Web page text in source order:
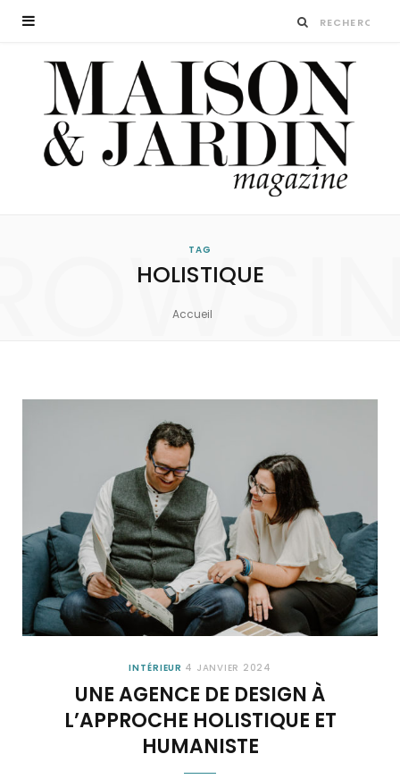
TAG
HOLISTIQUE
Accueil
INTÉRIEUR 4 JANVIER 2024
UNE AGENCE DE DESIGN À
L’APPROCHE HOLISTIQUE ET
HUMANISTE